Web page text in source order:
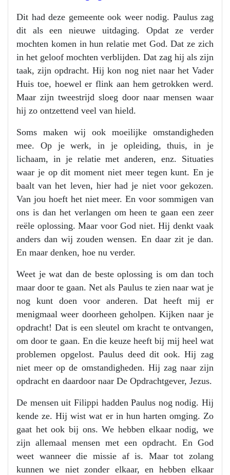
Dit had deze gemeente ook weer nodig. Paulus zag
dit als een nieuwe uitdaging. Opdat ze verder
mochten komen in hun relatie met God. Dat ze zich
in het geloof mochten verblijden. Dat zag hij als zijn
taak, zijn opdracht. Hij kon nog niet naar het Vader
Huis toe, hoewel er flink aan hem getrokken werd.
Maar zijn tweestrijd sloeg door naar mensen waar
hij zo ontzettend veel van hield.
Soms maken wij ook moeilijke omstandigheden
mee. Op je werk, in je opleiding, thuis, in je
lichaam, in je relatie met anderen, enz. Situaties
waar je op dit moment niet meer tegen kunt. En je
baalt van het leven, hier had je niet voor gekozen.
Van jou hoeft het niet meer. En voor sommigen van
ons is dan het verlangen om heen te gaan een zeer
reële oplossing. Maar voor God niet. Hij denkt vaak
anders dan wij zouden wensen. En daar zit je dan.
En maar denken, hoe nu verder.
Weet je wat dan de beste oplossing is om dan toch
maar door te gaan. Net als Paulus te zien naar wat je
nog kunt doen voor anderen. Dat heeft mij er
menigmaal weer doorheen geholpen. Kijken naar je
opdracht! Dat is een sleutel om kracht te ontvangen,
om door te gaan. En die keuze heeft bij mij heel wat
problemen opgelost. Paulus deed dit ook. Hij zag
niet meer op de omstandigheden. Hij zag naar zijn
opdracht en daardoor naar De Opdrachtgever, Jezus.
De mensen uit Filippi hadden Paulus nog nodig. Hij
kende ze. Hij wist wat er in hun harten omging. Zo
gaat het ook bij ons. We hebben elkaar nodig, we
zijn allemaal mensen met een opdracht. En God
weet wanneer die missie af is. Maar tot zolang
kunnen we niet zonder elkaar, en hebben elkaar